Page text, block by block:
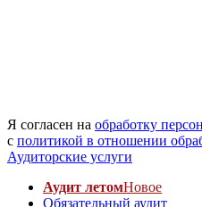
Я согласен на обработку
с политикой в отношении
Аудиторские услуги
Аудит летомНовое
Обязательный аудит